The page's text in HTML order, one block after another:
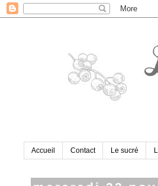
Accueil Contact Le sucré